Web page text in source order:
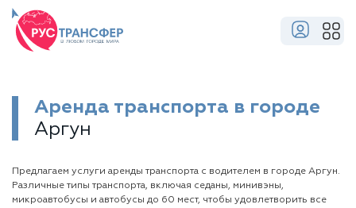
Аренда транспорта в городе
Аргун
Предлагаем услуги аренды транспорта с водителем в городе Аргун.
Различные типы транспорта, включая седаны, минивэны,
микроавтобусы и автобусы до 60 мест, чтобы удовлетворить все